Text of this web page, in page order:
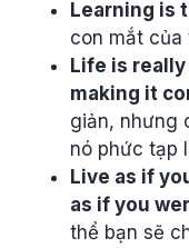
Learning is
con mắt của
Life is
making it
giản, nhưng
nó phức tạp
Live as if
as if you
thể bạn sẽ